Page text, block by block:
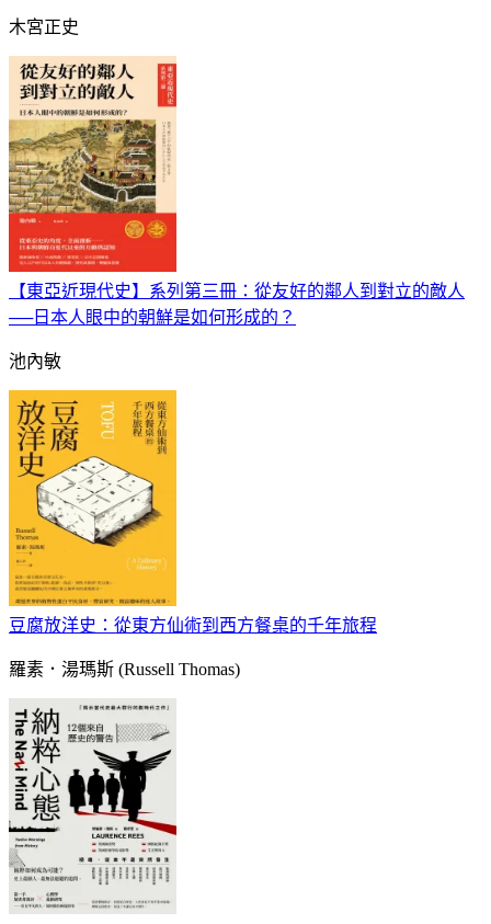
木宮正史
【東亞近現代史】系列第三冊：從友好的鄰人到對立的敵人
──日本人眼中的朝鮮是如何形成的？
池內敏
豆腐放洋史：從東方仙術到西方餐桌的千年旅程
羅素．湯瑪斯 (Russell Thomas)